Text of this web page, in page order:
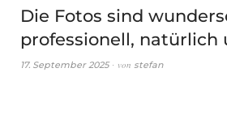
Die Fotos sind
professionell, natürlich
17. September 2025 von stefan